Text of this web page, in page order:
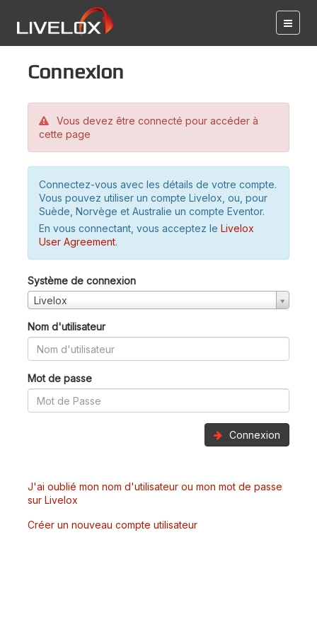
Connexion
Vous devez être connecté pour accéder à
cette page
Connectez-vous avec les détails de votre compte.
Vous pouvez utiliser un compte Livelox, ou, pour
Suède, Norvège et Australie un compte Eventor.
En vous connectant, vous acceptez le Livelox
User Agreement.
Système de connexion
Livelox
Nom d'utilisateur
Mot de passe
Connexion
J'ai oublié mon nom d'utilisateur ou mon mot de passe
sur Livelox
Créer un nouveau compte utilisateur